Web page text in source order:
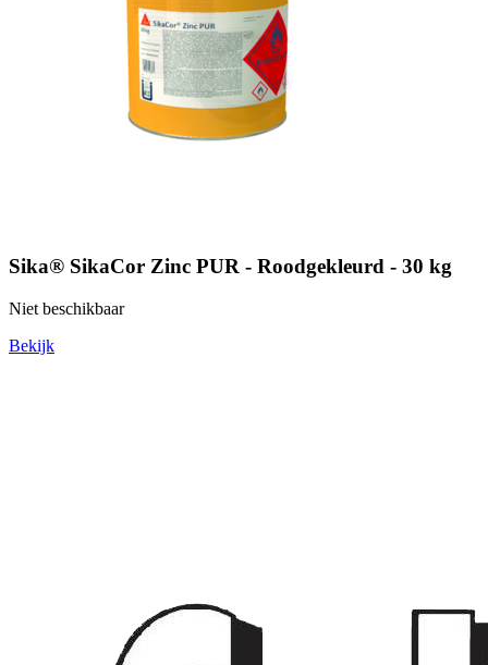
Sika® SikaCor Zinc PUR - Roodgekleurd - 30 kg
Niet beschikbaar
Bekijk